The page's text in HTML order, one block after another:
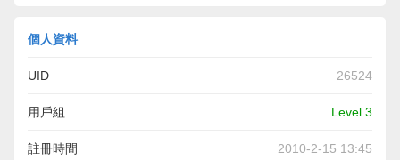
個人資料
UID 26524
用戶組 Level 3
註冊時間 2010-2-15 13:45